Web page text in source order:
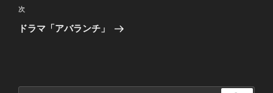
ビ
ゲ
稿
次
の
次
ドラマ「アバランチ」